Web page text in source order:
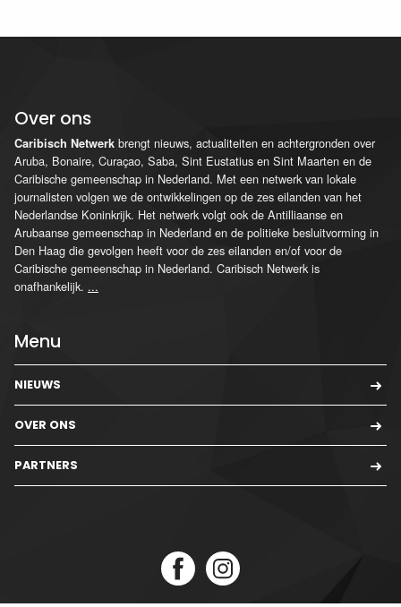
Over ons
Caribisch Netwerk brengt nieuws, actualiteiten en achtergronden over
Aruba, Bonaire, Curaçao, Saba, Sint Eustatius en Sint Maarten en de
Caribische gemeenschap in Nederland. Met een netwerk van lokale
journalisten volgen we de ontwikkelingen op de zes eilanden van het
Nederlandse Koninkrijk. Het netwerk volgt ook de Antilliaanse en
Arubaanse gemeenschap in Nederland en de politieke besluitvorming in
Den Haag die gevolgen heeft voor de zes eilanden en/of voor de
Caribische gemeenschap in Nederland. Caribisch Netwerk is
onafhankelijk. ...
Menu
NIEUWS
OVER ONS
PARTNERS